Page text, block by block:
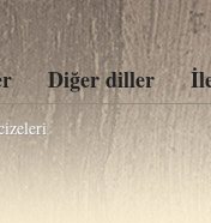
Diğer diller